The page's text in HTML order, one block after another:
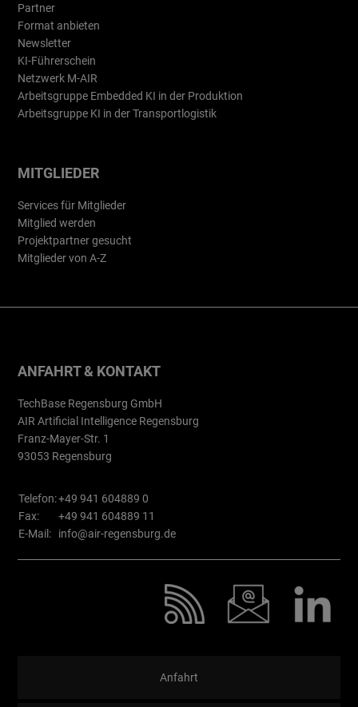
Partner
Format anbieten
Newsletter
KI-Führerschein
Netzwerk M-AIR
Arbeitsgruppe Embedded KI in der Produktion
Arbeitsgruppe KI in der Transportlogistik
MITGLIEDER
Services für Mitglieder
Mitglied werden
Projektpartner gesucht
Mitglieder von A-Z
ANFAHRT & KONTAKT
TechBase Regensburg GmbH
AIR Artificial Intelligence Regensburg
Franz-Mayer-Str. 1
93053 Regensburg
Telefon:
Fax:
E-Mail:
+49 941 604889 0
+49 941 604889 11
info@air-regensburg.de
Anfahrt